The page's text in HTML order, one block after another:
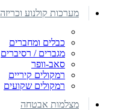
מערכות קולנוע וכריזה
כבלים ומחברים
מגברים / רסיברים
סאב-וופר
רמקולים קיריים
רמקולים שקועים
מצלמות אבטחה